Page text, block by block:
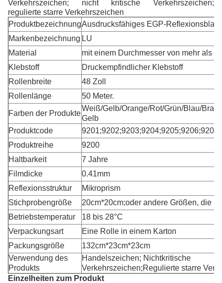
Verkehrszeichen; nicht kritische Verkehrszeichen;
regulierte starre Verkehrszeichen
ProduktbezeichnungAusdrucksfähiges EGP-Reflexionsblatt
Markenbezeichnung LU
Material
mit einem Durchmesser von mehr als
Klebstoff
Druckempfindlicher Klebstoff
Rollenbreite
48 Zoll
Rollenlänge
50 Meter.
Farben der Produkte
Weiß/Gelb/Orange/Rot/Grün/Blau/
Gelb
Produktcode
Produktreihe
9200
Haltbarkeit
7 Jahre
Filmdicke
0.41mm
Reflexionsstruktur
Mikroprism
Stichprobengröße
20cm*20cm;oder andere Größen, die
Betriebstemperatur
18 bis 28°C
Verpackungsart
Eine Rolle in einem Karton
Packungsgröße
132cm*23cm*23cm
Verwendung des
Produkts
Handelszeichen; Nichtkritische
Verkehrszeichen;Regulierte starre
Einzelheiten zum Produkt